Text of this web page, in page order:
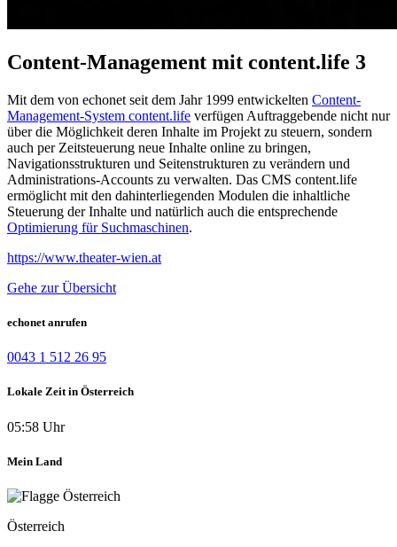
Content-Management mit content.life 3
Mit dem von echonet seit dem Jahr 1999 entwickelten Content-
Management-System content.life verfügen Auftraggebende nicht nur
über die Möglichkeit deren Inhalte im Projekt zu steuern, sondern
auch per Zeitsteuerung neue Inhalte online zu bringen,
Navigationsstrukturen und Seitenstrukturen zu verändern und
Administrations-Accounts zu verwalten. Das CMS content.life
ermöglicht mit den dahinterliegenden Modulen die inhaltliche
Steuerung der Inhalte und natürlich auch die entsprechende
Optimierung für Suchmaschinen.
https://www.theater-wien.at
Gehe zur Übersicht
echonet anrufen
0043 1 512 26 95
Lokale Zeit in Österreich
05:58 Uhr
Mein Land
Österreich